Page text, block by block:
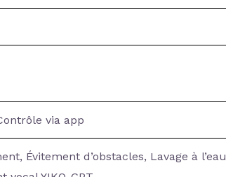
via app
Évitement d’obstacles, Lavage à l’eau